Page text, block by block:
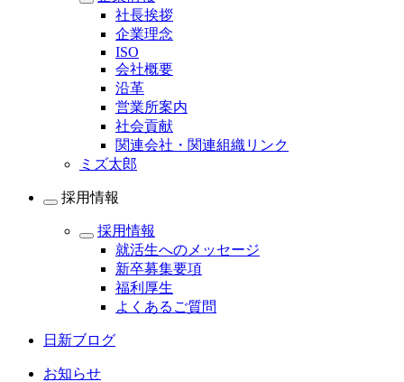
社長挨拶
企業理念
ISO
会社概要
沿革
営業所案内
社会貢献
関連会社・関連組織リンク
ミズ太郎
採用情報
採用情報
就活生へのメッセージ
新卒募集要項
福利厚生
よくあるご質問
日新ブログ
お知らせ